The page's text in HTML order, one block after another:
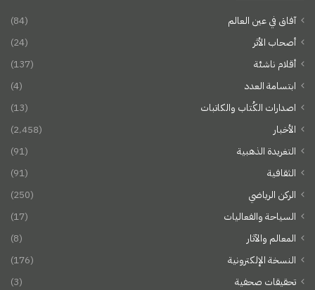
آفاق في عين العالم
(84)
أصحاب الأثر
(24)
أقلام ناشئة
(137)
ابتسامة العدد
(4)
اصدارات الكُتاب والكاتبات
(13)
الأخبار
(2٬458)
التغريدة الذهبية
(91)
الثقافية
(91)
الركن الرياضي
(250)
السياحة والفعاليات
(17)
المعالم والآثار
(8)
النسخة الإلكترونية
(176)
تحقيقات صحفية
(3)